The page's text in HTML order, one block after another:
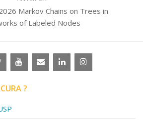
Markov Chains on Trees in
of Labeled Nodes
?